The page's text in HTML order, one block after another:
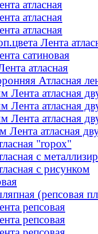
атласная
атласная
атласная
Лента
сатиновая
атласная
Атласная
Лента атласная
Лента атласная
Лента атласная
Лента атласная
"горох"
с
с рисунком
(репсовая
репсовая
репсовая